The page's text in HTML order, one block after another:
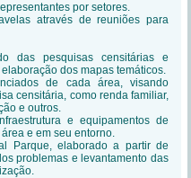
por setores.
através de reuniões para
das pesquisas censitárias e
dos mapas temáticos.
de cada área, visando
censitária, como renda familiar,
e outros.
e equipamentos de
e em seu entorno.
Parque, elaborado a partir de
problemas e levantamento das